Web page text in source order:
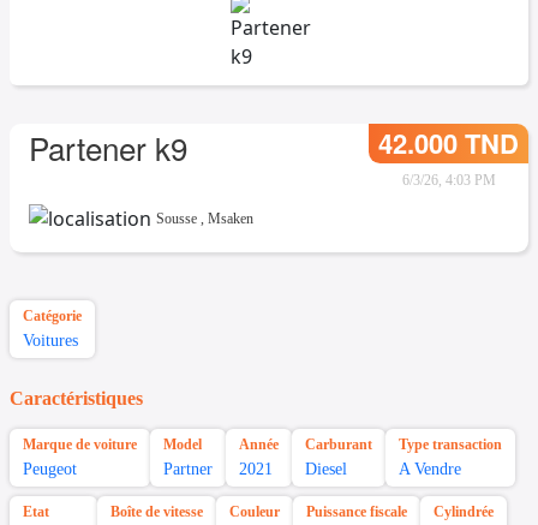
Partener k9 42.000 TND
6/3/26, 4:03 PM
Sousse , Msaken
Catégorie
Voitures
Caractéristiques
Marque de voiture
Peugeot
Model
Partner
Année
2021
Carburant
Diesel
Type transaction
A Vendre
Etat Boîte de vitesse Couleur Puissance fiscale Cylindrée